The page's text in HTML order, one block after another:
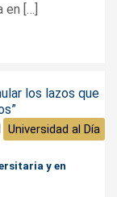
en […]
Universidad al Día
y en